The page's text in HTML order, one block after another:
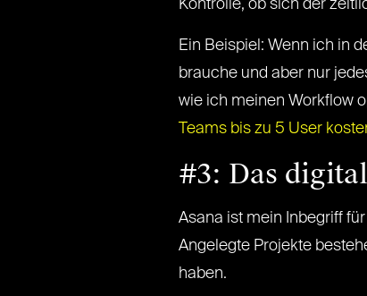
Kontrolle, ob sich der
Ein Beispiel: Wenn ich in
brauche und aber nur
wie ich meinen Workflow
Teams bis zu 5 User
#3: Das
Asana ist mein Inbegriff
Angelegte Projekte
haben.